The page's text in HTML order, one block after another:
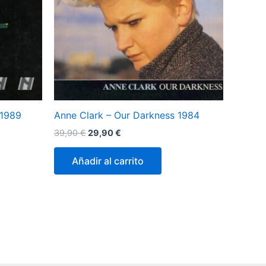
Anne Clark – Our Darkness 1984
39,90€El
era:
39,90 €.
29,90€
es:
29,90 €.
Añadir al carrito